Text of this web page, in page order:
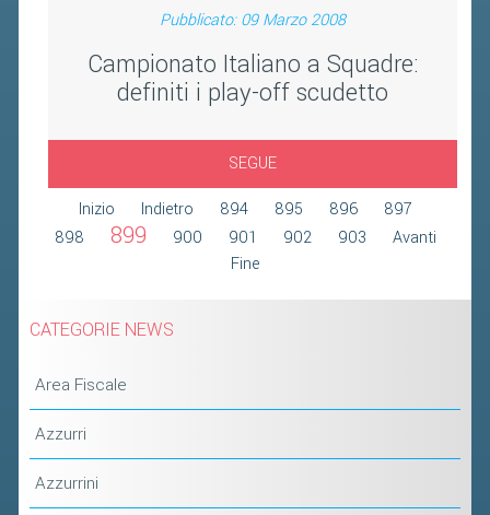
Pubblicato: 09 Marzo 2008
Campionato Italiano a Squadre:
definiti i play-off scudetto
SEGUE
Inizio
Indietro 894 895 896
897
898
899 900 901 902 903
Avanti
Fine
CATEGORIE NEWS
Area Fiscale
Azzurri
Azzurrini